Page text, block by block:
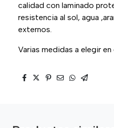
calidad con laminado
resistencia al sol, agua
externos.
Varias medidas a elegir